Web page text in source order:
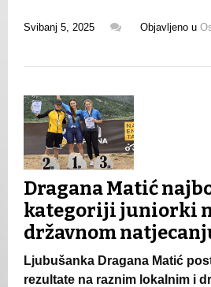
Svibanj 5, 2025 Objavljeno u
Dragana Matić
kategoriji juniorki
državnom
Ljubušanka Dragana Matić
rezultate na raznim lokalnim i